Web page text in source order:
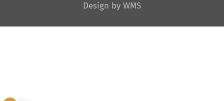
Design by WMS